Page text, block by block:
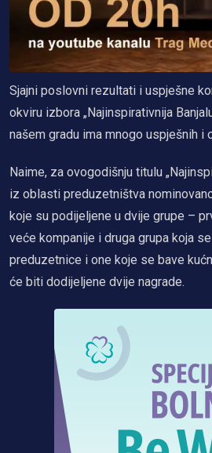
Sjajni poslovni rezultati i uspješne
okviru izbora „Najinspirativnija
našem gradu ima mnogo uspješnih i
Naime, za ovogodišnju titulu
iz oblasti preduzetništva
koje su podijeljene u dvije grupe –
veće kompanije i druga grupa koja
preduzetnice i one koje se bave
će biti dodijeljene dvije nagrade.